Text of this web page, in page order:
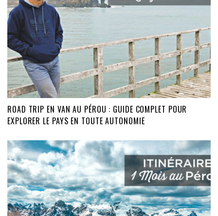
ROAD TRIP EN VAN AU PÉROU : GUIDE COMPLET POUR
EXPLORER LE PAYS EN TOUTE AUTONOMIE